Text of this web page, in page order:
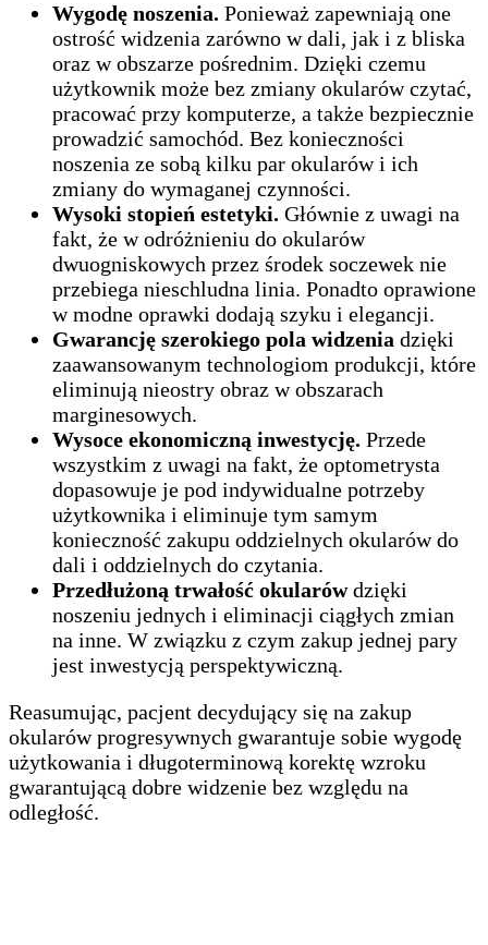
Wygodę noszenia. Ponieważ zapewniają one
ostrość widzenia zarówno w dali, jak i z bliska
oraz w obszarze pośrednim. Dzięki czemu
użytkownik może bez zmiany okularów czytać,
pracować przy komputerze, a także bezpiecznie
prowadzić samochód. Bez konieczności
noszenia ze sobą kilku par okularów i ich
zmiany do wymaganej czynności.
Wysoki stopień estetyki. Głównie z uwagi na
fakt, że w odróżnieniu do okularów
dwuogniskowych przez środek soczewek nie
przebiega nieschludna linia. Ponadto oprawione
w modne oprawki dodają szyku i elegancji.
Gwarancję szerokiego pola widzenia dzięki
zaawansowanym technologiom produkcji, które
eliminują nieostry obraz w obszarach
marginesowych.
Wysoce ekonomiczną inwestycję. Przede
wszystkim z uwagi na fakt, że optometrysta
dopasowuje je pod indywidualne potrzeby
użytkownika i eliminuje tym samym
konieczność zakupu oddzielnych okularów do
dali i oddzielnych do czytania.
Przedłużoną trwałość okularówdzięki
noszeniu jednych i eliminacji ciągłych zmian
na inne. W związku z czym zakup jednej pary
jest inwestycją perspektywiczną.
Reasumując, pacjent decydujący się na zakup
okularów progresywnych gwarantuje sobie wygodę
użytkowania i długoterminową korektę wzroku
gwarantującą dobre widzenie bez względu na
odległość.